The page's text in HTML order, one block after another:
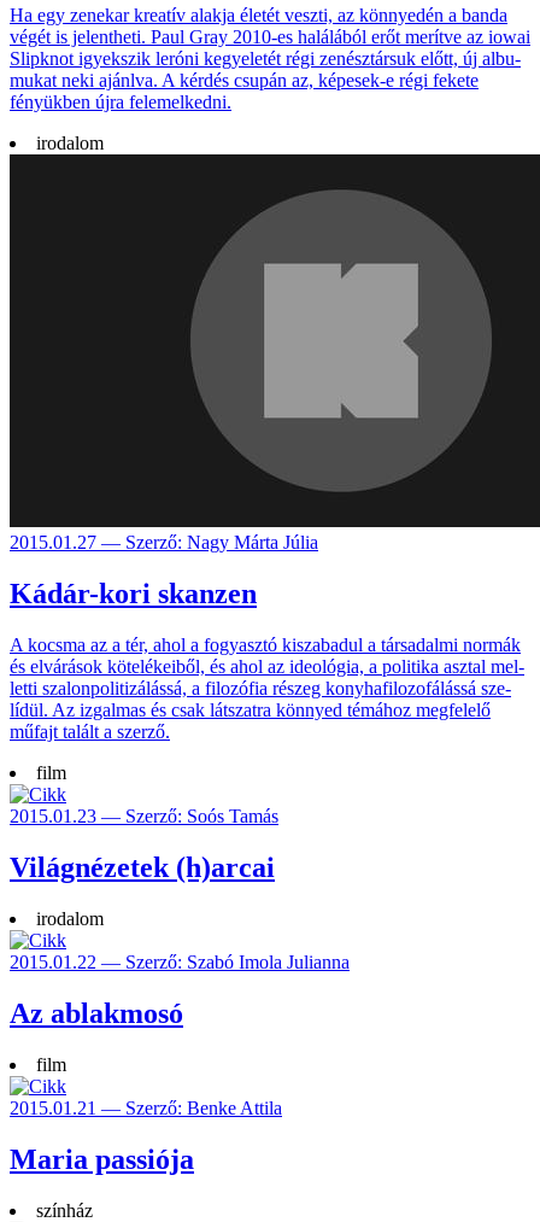
Ha egy zenekar kreatív alakja éle­tét veszti, az könnye­dén a banda
végét is jelent­heti. Paul Gray 2010-es halá­lából erőt me­rítve az iowai
Slipknot igyekszik leróni kegye­letét régi zenész­társuk előtt, új albu­
mukat neki ajánlva. A kérdés csupán az, képe­sek-e régi fekete
fényük­ben újra fel­emel­kedni.
irodalom
2015.01.27 — Szerző: Nagy Márta Júlia
Kádár-kori skanzen
A kocsma az a tér, ahol a fo­gyasz­tó kisza­badul a társa­dalmi normák
és elvá­rások kötelé­keiből, és ahol az ideo­lógia, a poli­tika asz­tal mel­
letti szalon­politi­zá­lássá, a filo­zófia részeg konyha­filozo­fálássá sze­
lídül. Az izgal­mas és csak lát­szatra könnyed témá­hoz meg­felelő
műfajt talált a szerző.
film
2015.01.23 — Szerző: Soós Tamás
Világnézetek (h)arcai
irodalom
2015.01.22 — Szerző: Szabó Imola Julianna
Az ablakmosó
film
2015.01.21 — Szerző: Benke Attila
Maria passiója
színház